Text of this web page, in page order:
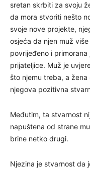
sretan skrbiti za svoju
da mora stvoriti nešto
svoje nove projekte,
osjeća da njen muž
povrijeđeno i
prijateljice. Muž je
što njemu treba, a
njegova pozitivna
Međutim, ta stvarnost
napuštena od strane
brine netko drugi.
Njezina je stvarnost da